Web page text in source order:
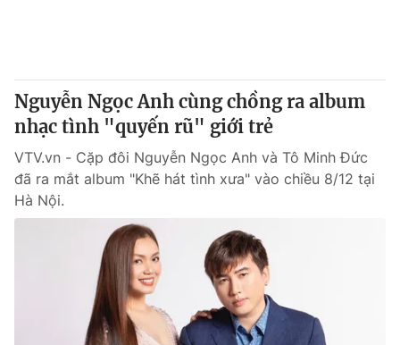
Câu chuyện quốc tế
Thị trường
Góc doanh nghiệp
Truyền hình
Phim VTV
Hậu trường
Giải sao mai
Giải trí
Điện ảnh
Chất lượng cuộc sống
Công nghệ
Nguyễn Ngọc Anh cùng chồng ra album
nhạc tình "quyến rũ" giới trẻ
VTV.vn - Cặp đôi Nguyễn Ngọc Anh và Tô Minh Đức
đã ra mắt album "Khẽ hát tình xưa" vào chiều 8/12 tại
Hà Nội.